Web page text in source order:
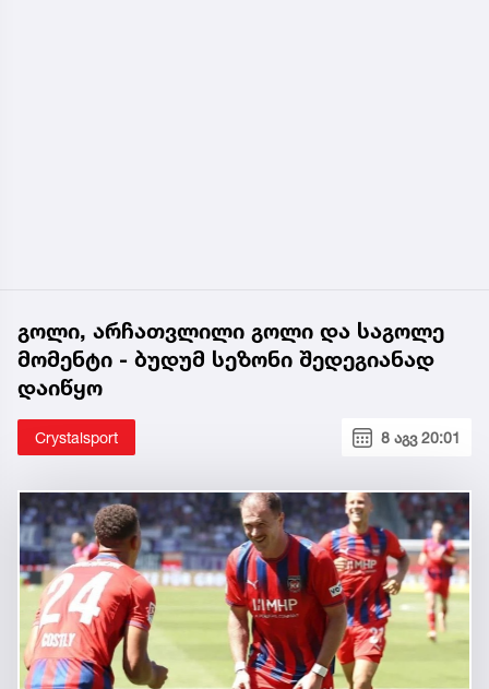
გოლი, არჩათვლილი გოლი და საგოლე
მომენტი - ბუდუმ სეზონი შედეგიანად
დაიწყო
Crystalsport 8 აგვ 20:01